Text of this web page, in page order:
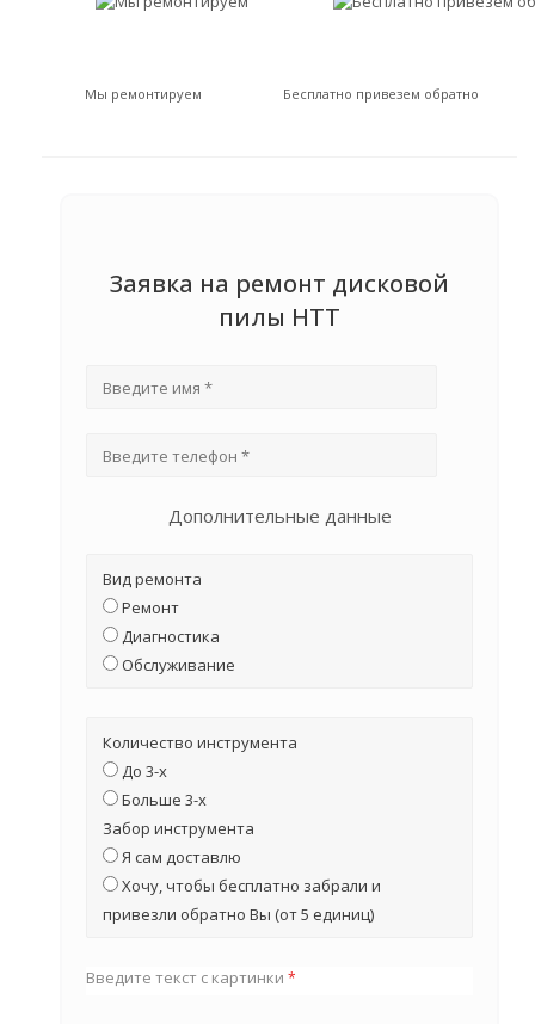
Мы ремонтируем Бесплатно привезем обратно
Заявка на ремонт дисковой
пилы HTT
Дополнительные данные
Вид ремонта
Ремонт
Диагностика
Обслуживание
Количество инструмента
До 3-х
Больше 3-х
Забор инструмента
Я сам доставлю
Хочу, чтобы бесплатно забрали и
привезли обратно Вы (от 5 единиц)
Введите текст с картинки *